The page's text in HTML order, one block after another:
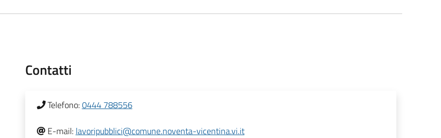
Contatti
Telefono:0444 788556
E-mail: lavoripubblici@comune.noventa-vicentina.vi.it